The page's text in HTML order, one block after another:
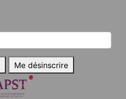
Me désinscrire